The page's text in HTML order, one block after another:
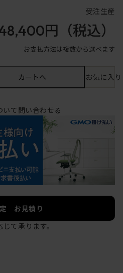
受注生産
円 （税込）
お支払方法は複数から選べます
カートへ お気に入
いて問い合わせる
お見積り
て承ります。